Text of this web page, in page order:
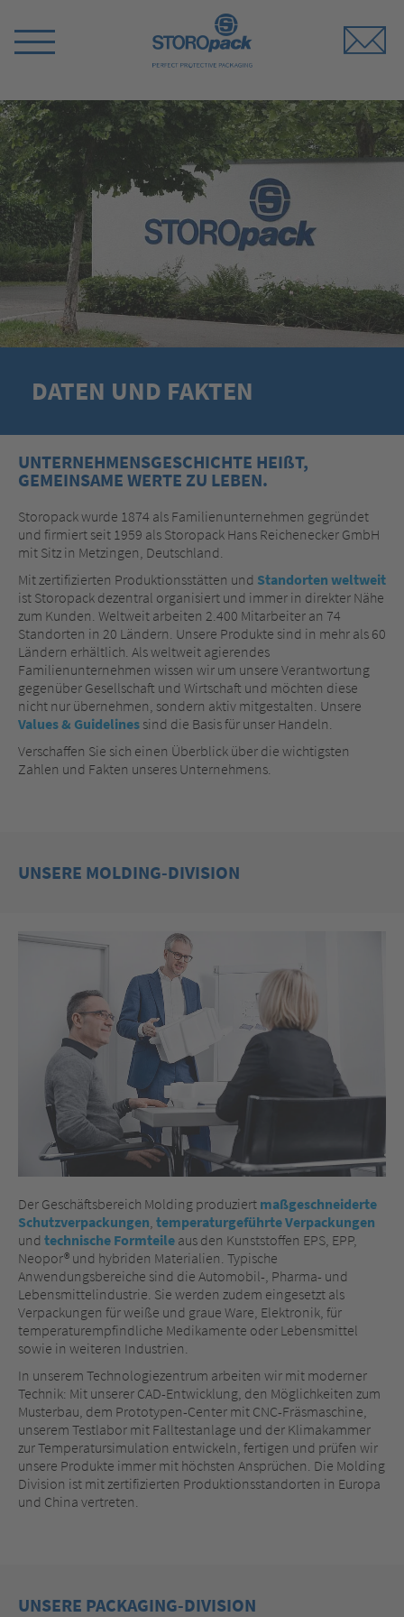
Menü
DATEN UND FAKTEN
UNTERNEHMENSGESCHICHTE HEIßT,
GEMEINSAME WERTE ZU LEBEN.
Storopack wurde 1874 als Familienunternehmen gegründet
und firmiert seit 1959 als Storopack Hans Reichenecker GmbH
mit Sitz in Metzingen, Deutschland.
Mit zertifizierten Produktionsstätten und Standorten weltweit
ist Storopack dezentral organisiert und immer in direkter Nähe
zum Kunden. Weltweit arbeiten 2.400 Mitarbeiter an 74
Standorten in 20 Ländern. Unsere Produkte sind in mehr als 60
Ländern erhältlich. Als weltweit agierendes
Familienunternehmen wissen wir um unsere Verantwortung
gegenüber Gesellschaft und Wirtschaft und möchten diese
nicht nur übernehmen, sondern aktiv mitgestalten. Unsere
Values & Guidelines sind die Basis für unser Handeln.
Verschaffen Sie sich einen Überblick über die wichtigsten
Zahlen und Fakten unseres Unternehmens.
UNSERE MOLDING-DIVISION
Der Geschäftsbereich Molding produziert maßgeschneiderte
Schutzverpackungen temperaturgeführte Verpackungen
und technische Formteile aus den Kunststoffen EPS, EPP,
Neopor® und hybriden Materialien. Typische
Anwendungsbereiche sind die Automobil-, Pharma- und
Lebensmittelindustrie. Sie werden zudem eingesetzt als
Verpackungen für weiße und graue Ware, Elektronik, für
temperaturempfindliche Medikamente oder Lebensmittel
sowie in weiteren Industrien.
In unserem Technologiezentrum arbeiten wir mit moderner
Technik: Mit unserer CAD-Entwicklung, den Möglichkeiten zum
Musterbau, dem Prototypen-Center mit CNC-Fräsmaschine,
unserem Testlabor mit Falltestanlage und der Klimakammer
zur Temperatursimulation entwickeln, fertigen und prüfen wir
unsere Produkte immer mit höchsten Ansprüchen. Die Molding
Division ist mit zertifizierten Produktionsstandorten in Europa
und China vertreten.
UNSERE PACKAGING-DIVISION